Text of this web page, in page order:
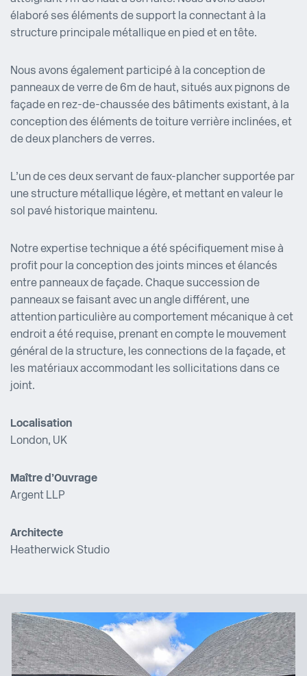
élaboré ses éléments de support la connectant à la
structure principale métallique en pied et en tête.
Nous avons également participé à la conception de
panneaux de verre de 6m de haut, situés aux pignons de
façade en rez-de-chaussée des bâtiments existant, à la
conception des éléments de toiture verrière inclinées, et
de deux planchers de verres.
L’un de ces deux servant de faux-plancher supportée par
une structure métallique légère, et mettant en valeur le
sol pavé historique maintenu.
Notre expertise technique a été spécifiquement mise à
profit pour la conception des joints minces et élancés
entre panneaux de façade. Chaque succession de
panneaux se faisant avec un angle différent, une
attention particulière au comportement mécanique à cet
endroit a été requise, prenant en compte le mouvement
général de la structure, les connections de la façade, et
les matériaux accommodant les sollicitations dans ce
joint.
Localisation
London, UK
Maître d’Ouvrage
Argent LLP
Architecte
Heatherwick Studio